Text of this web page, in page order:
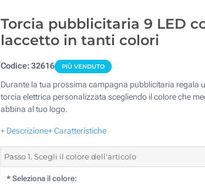
Torcia pubblicitaria 9 LED
laccetto in tanti colori
Codice: 32616 PIÙ VENDUTO
Durante la tua prossima campagna pubblicitaria regala
torcia elettrica personalizzata scegliendo il colore che
abbina al tuo logo.
+ Descrizione+ Caratteristiche
Passo 1. Scegli il colore dell'articolo
* Seleziona il colore: